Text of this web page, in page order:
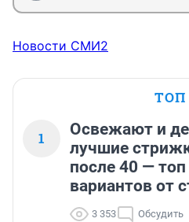
Новости СМИ2
ТОП
1
Освежают и
лучшие
после 40 —
вариантов от
3 353 Обсудить